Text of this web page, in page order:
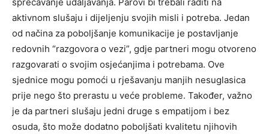
aktivnom slušaju i dijeljenju svojih misli i potreba. Jedan
od načina za poboljšanje komunikacije je postavljanje
redovnih “razgovora o vezi”, gdje partneri mogu otvoreno
razgovarati o svojim osjećanjima i potrebama. Ove
sjednice mogu pomoći u rješavanju manjih nesuglasica
prije nego što prerastu u veće probleme. Također, važno
je da partneri slušaju jedni druge s empatijom i bez
osuda, što može dodatno poboljšati kvalitetu njihovih